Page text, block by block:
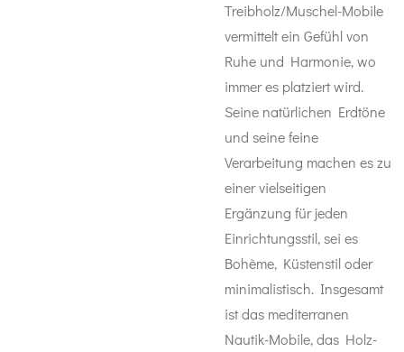
Treibholz/Muschel-Mobile
vermittelt ein Gefühl von
Ruhe und Harmonie, wo
immer es platziert wird.
Seine natürlichen Erdtöne
und seine feine
Verarbeitung machen es zu
einer vielseitigen
Ergänzung für jeden
Einrichtungsstil, sei es
Bohème, Küstenstil oder
minimalistisch. Insgesamt
ist das mediterranen
Nautik-Mobile, das Holz-